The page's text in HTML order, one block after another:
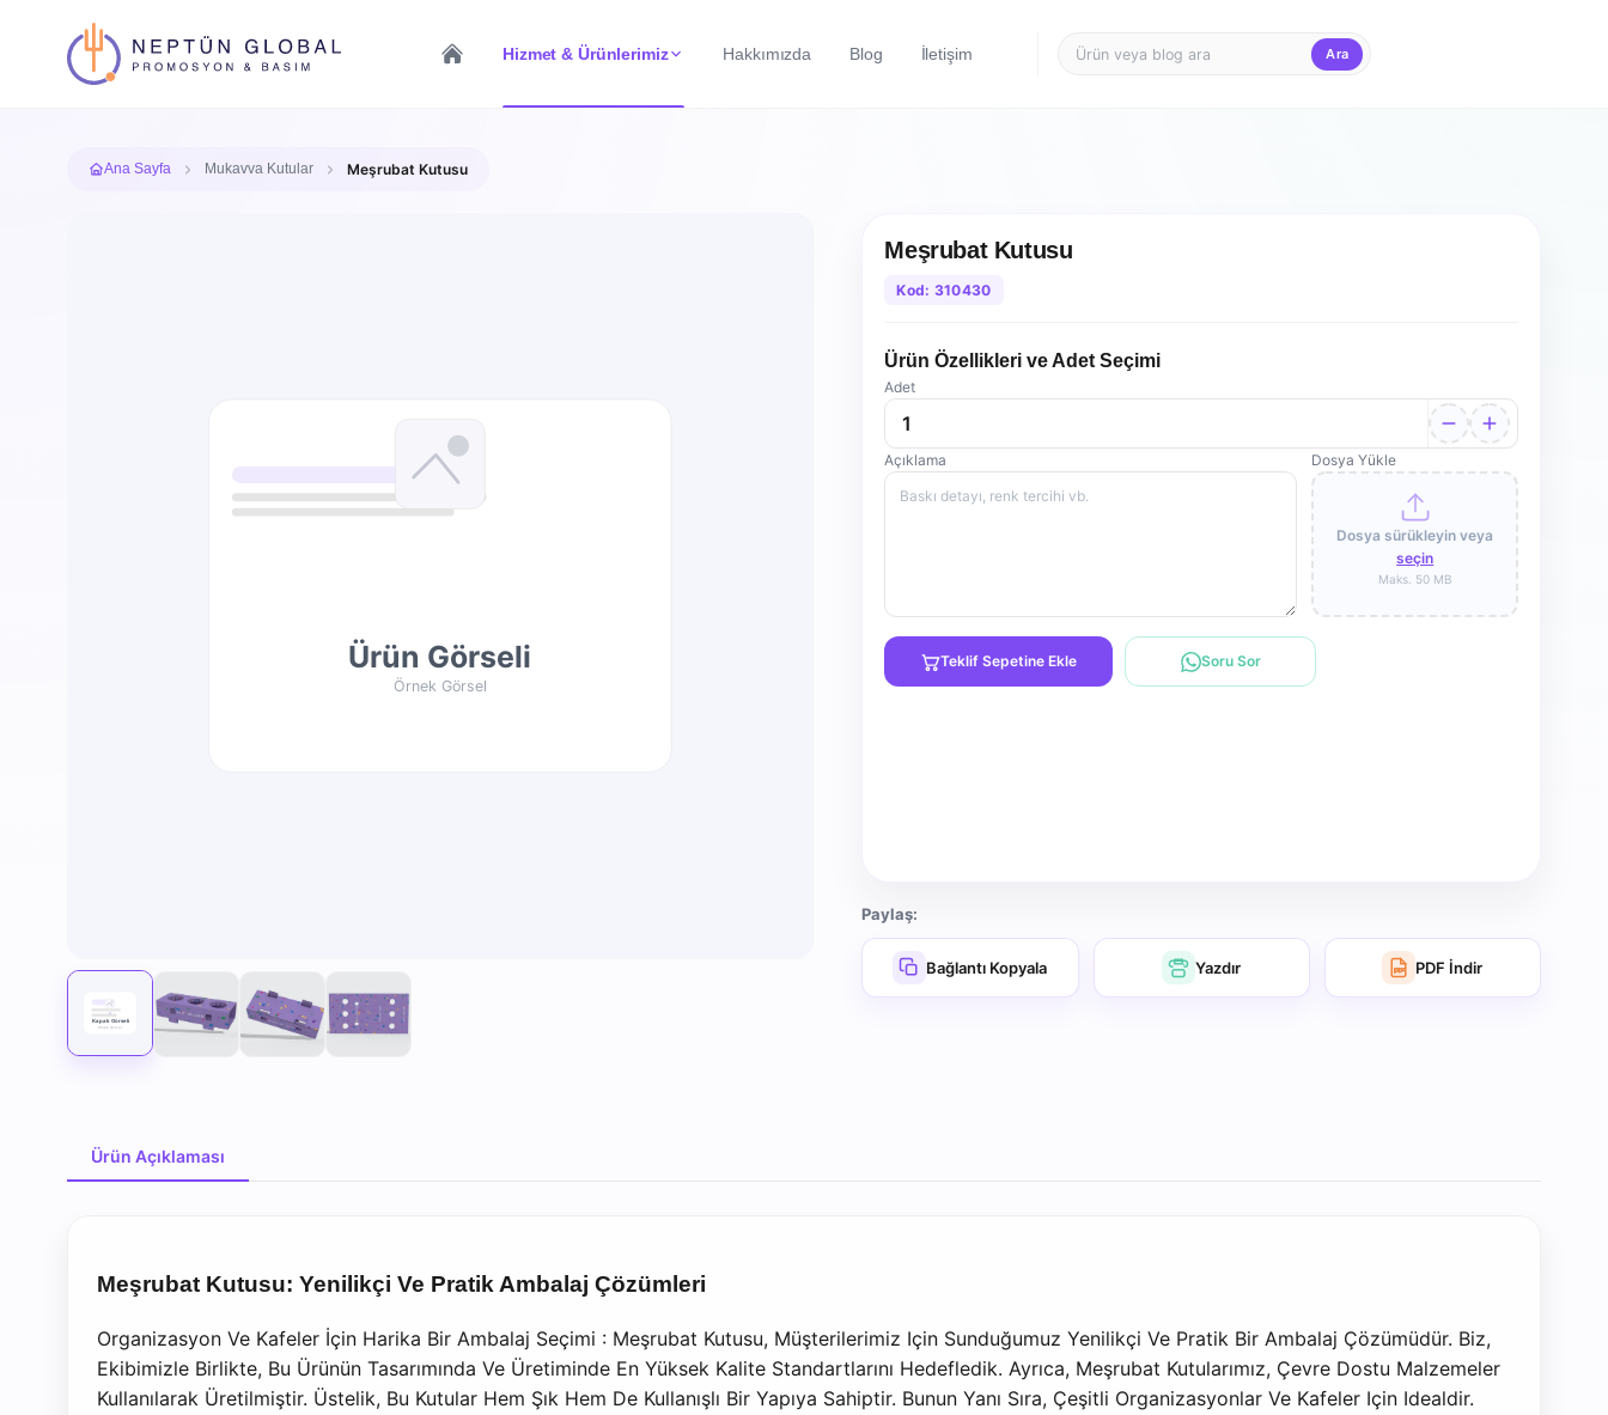
Hizmet & Ürünlerimiz Hakkımızda Blog İletişim Ara
Ana Sayfa Mukavva Kutular Meşrubat Kutusu
Meşrubat Kutusu
Kod: 310430
Ürün Özellikleri ve Adet Seçimi
Adet
Açıklama Dosya Yükle
Dosya sürükleyin veya
seçin
Maks. 50 MB
Teklif Sepetine Ekle Soru Sor
Paylaş:
Bağlantı Kopyala Yazdır PDF İndir
Ürün Açıklaması
Meşrubat Kutusu: Yenilikçi Ve Pratik Ambalaj Çözümleri
Organizasyon Ve Kafeler İçin Harika Bir Ambalaj Seçimi : Meşrubat Kutusu, Müşterilerimiz Için Sunduğumuz Yenilikçi Ve Pratik Bir Ambalaj Çözümüdür. Biz,
Ekibimizle Birlikte, Bu Ürünün Tasarımında Ve Üretiminde En Yüksek Kalite Standartlarını Hedefledik. Ayrıca, Meşrubat Kutularımız, Çevre Dostu Malzemeler
Kullanılarak Üretilmiştir. Üstelik, Bu Kutular Hem Şık Hem De Kullanışlı Bir Yapıya Sahiptir. Bunun Yanı Sıra, Çeşitli Organizasyonlar Ve Kafeler Için Idealdir.